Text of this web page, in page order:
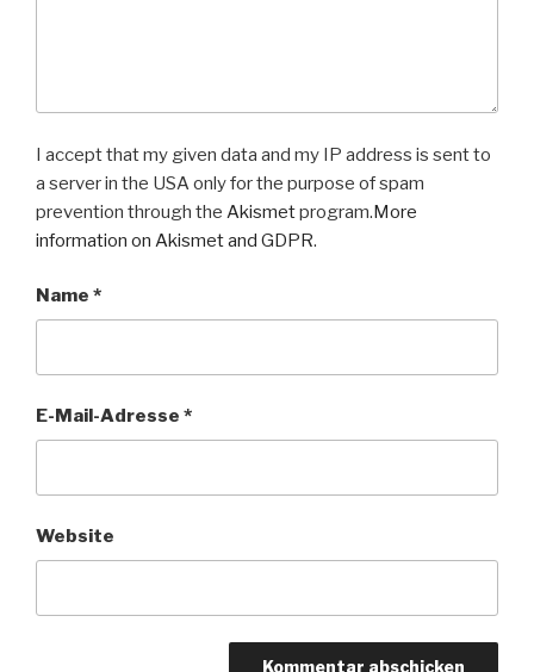
I accept that my given data and my IP address is sent to
a server in the USA only for the purpose of spam
prevention through the Akismetprogram.More
information on Akismet and GDPR.
Name *
E-Mail-Adresse *
Website